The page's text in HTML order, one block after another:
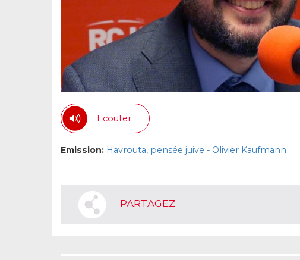
Ecouter
Emission: Havrouta, pensée juive - Olivier Kaufmann
PARTAGEZ